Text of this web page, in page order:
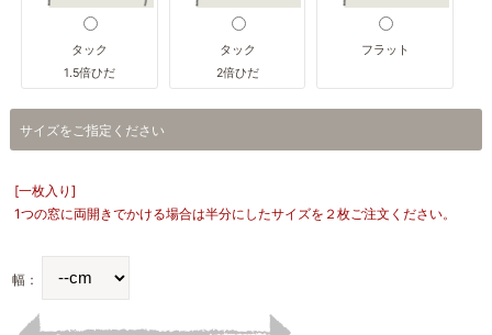
タック
1.5倍ひだ
タック
2倍ひだ
フラット
サイズをご指定ください
[一枚入り]
1つの窓に両開きでかける場合は半分にしたサイズを２枚ご注文ください。
幅：